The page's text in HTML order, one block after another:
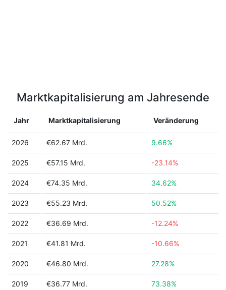
Marktkapitalisierung am Jahresende
Jahr Marktkapitalisierung Veränderung
2026 €62.67 Mrd. 9.66%
2025 €57.15 Mrd. -23.14%
2024 €74.35 Mrd. 34.62%
2023 €55.23 Mrd. 50.52%
2022 €36.69 Mrd. -12.24%
2021 €41.81 Mrd. -10.66%
2020 €46.80 Mrd. 27.28%
2019 €36.77 Mrd. 73.38%